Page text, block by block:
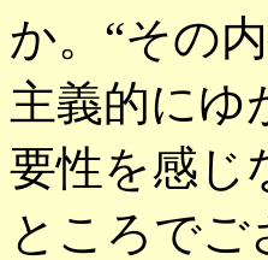
か。“その
主義的にゆ
要性を感じ
ところでご